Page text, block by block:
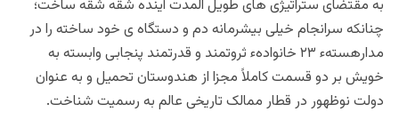
به مقتضای ستراتیژی های طویل المدت آینده شقه شقه ساخت؛
چنانکه سرانجام خیلی بیشرمانه دم و دستگاه ی خود ساخته را در
مدارهستهء ۲۳ خانوادهء ثروتمند و قدرتمند پنجابی وابسته به
خویش بر دو قسمت کاملاً مجزا از هندوستان تحمیل و به عنوان
دولت نوظهور در قطار ممالک تاریخی عالم به رسمیت شناخت.